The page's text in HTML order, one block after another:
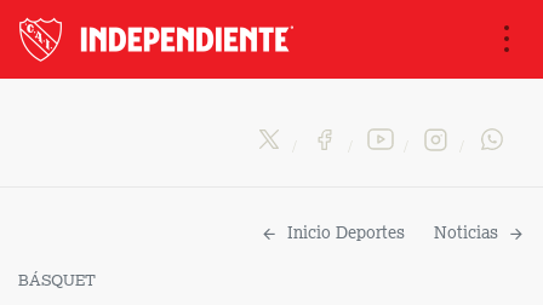
Noticias
Inicio Deportes
BÁSQUET